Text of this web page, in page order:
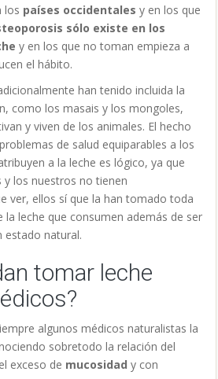
estado natural.
tomar leche
algunos médicos naturalistas la
sobretodo la relación del
exceso de
mucosidad
y con
convencionales, la recomiendan
en lo que han aprendido en las
que un alimento tan completo
alguno (al margen de la intolerancia
y empezar a cuestionarlo. Lo
depende de la buena voluntad de
convenga a los que tienen el poder
las empresas farmacéuticas y la
a los médicos, a los medios de